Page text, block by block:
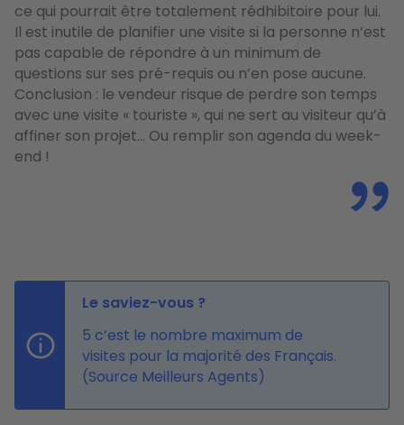
ce qui pourrait être totalement rédhibitoire pour lui.
Il est inutile de planifier une visite si la personne n’est
pas capable de répondre à un minimum de
questions sur ses pré-requis ou n’en pose aucune.
Conclusion : le vendeur risque de perdre son temps
avec une visite « touriste », qui ne sert au visiteur qu’à
affiner son projet… Ou remplir son agenda du week-
end !
Le saviez-vous ?
5 c’est le nombre maximum de
visites pour la majorité des Français.
(Source Meilleurs Agents)